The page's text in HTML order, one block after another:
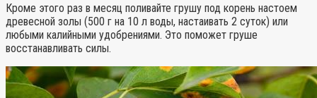
Кроме этого раз в месяц поливайте грушу под корень настоем
древесной золы (500 г на 10 л воды, настаивать 2 суток) или
любыми калийными удобрениями. Это поможет груше
восстанавливать силы.